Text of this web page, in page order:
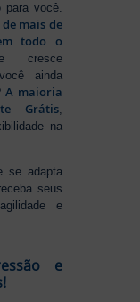
para você.
de mais de
todo o
cresce
ainda
A maioria
Grátis,
na
se adapta
seus
e
e